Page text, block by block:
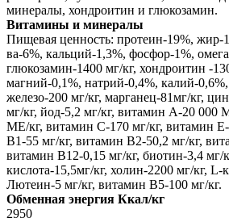
минералы, хондроитин и глюкозамин.
Витамины и минералы
Пищевая ценность: протеин-19%, жир-
ва-6%, кальций-1,3%, фосфор-1%,
глюкозамин-1400 мг/кг, хондроитин -
магний-0,1%, натрий-0,4%, калий-
железо-200 мг/кг, марганец-81мг/кг,
мг/кг, йод-5,2 мг/кг, витамин А-20 000
МЕ/кг, витамин С-170 мг/кг, витамин
В1-55 мг/кг, витамин В2-50,2 мг/кг,
витамин В12-0,15 мг/кг, биотин-3,4 мг/
кислота-15,5мг/кг, холин-2200 мг/кг, L-
Лютеин-5 мг/кг, витамин В5-100 мг/кг.
Обменная энергия Ккал/кг
2950